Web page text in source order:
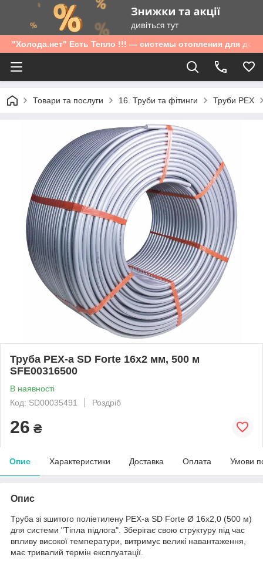
"Холода.нет" Есть Тепло !!! — системы отопления для дома
Товари та послуги 16. Труби та фітинги Труби PEX
Труба PEX-a SD Forte 16х2 мм, 500 м
SFE00316500
В наявності
Код: SD00035491
Роздріб
26 ₴
Опис Характеристики Доставка Оплата Умови
Опис
Труба зі зшитого поліетилену PEX-a SD Forte Ø 16х2,0 (500 м)
для системи "Тіпла підлога". Зберігає свою структуру під час
впливу високої температури, витримує великі навантаження,
має тривалий термін експлуатації.